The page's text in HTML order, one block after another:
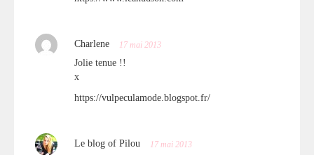
Charlene 17 mai 2013
Jolie tenue !!
x
https://vulpeculamode.blogspot.fr/
Le blog of Pilou 17 mai 2013